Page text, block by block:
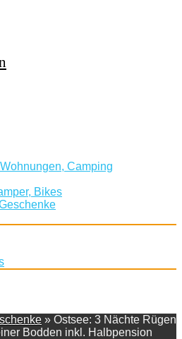
Camping
Bikes
» Ostsee: 3 Nächte Rügen
Bodden inkl. Halbpension